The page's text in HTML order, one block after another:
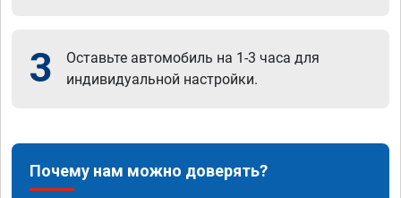
3
Оставьте автомобиль на 1-3 часа для
индивидуальной настройки.
Почему нам можно доверять?